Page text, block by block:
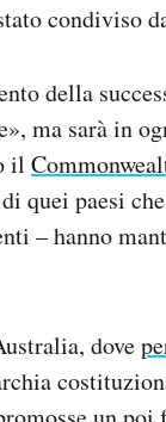
condiviso
della
ma sarà in
il
quei paesi
– hanno
dove